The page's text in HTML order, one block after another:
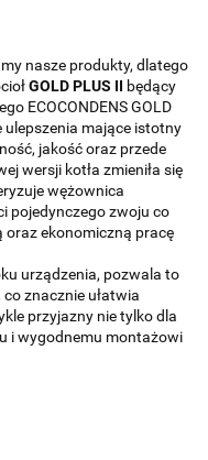
nasze produkty, dlatego
GOLD PLUS II będący
ECOCONDENS GOLD
ulepszenia mające istotny
jakość oraz przede
wersji kotła zmieniła się
wężownica
pojedynczego zwoju co
oraz ekonomiczną pracę
urządzenia, pozwala to
znacznie ułatwia
przyjazny nie tylko dla
i wygodnemu montażowi